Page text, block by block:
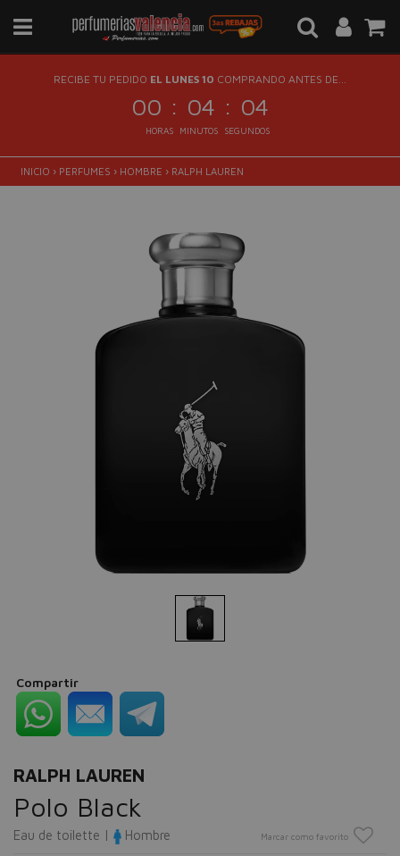
RECIBE TU PEDIDO EL LUNES 10 COMPRANDO ANTES DE...
00 : 04 : 04
HORAS MINUTOS SEGUNDOS
INICIO › PERFUMES › HOMBRE › RALPH LAUREN
Compartir
RALPH LAUREN
Polo Black
Eau de toilette | Hombre Marcar como favorito